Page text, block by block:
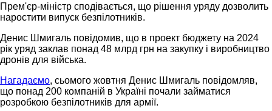
Прем'єр-міністр сподівається, що рішення уряду дозволить
наростити випуск безпілотників.
Денис Шмигаль повідомив, що в проект бюджету на 2024
рік уряд заклав понад 48 млрд грн на закупку і виробництво
дронів для війська.
Нагадаємо, сьомого жовтня Денис Шмигаль повідомляв,
що понад 200 компаній в Україні почали займатися
розробкою безпілотників для армії.